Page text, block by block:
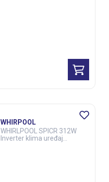
WHIRPOOL
WHIRLPOOL SPICR 312W
Inverter klima uređaj